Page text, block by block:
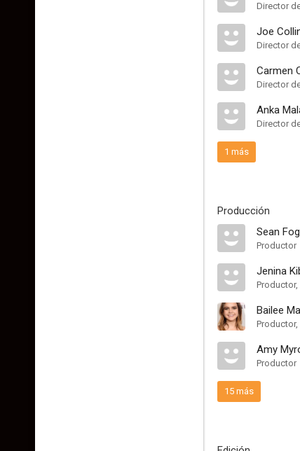
Director
Joe
Director
Carmen
Director
Anka
Director
1 más
Producción
Sean
Productor
Jenina
Bailee
Amy
Productor
15 más